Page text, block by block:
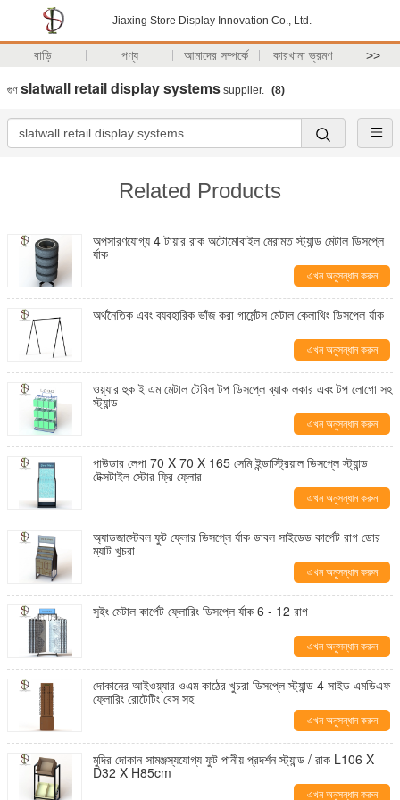
Jiaxing Store Display Innovation Co., Ltd.
বাড়ি পণ্য আমাদের সম্পর্কে কারখানা ভ্রমণ >>
গুণ slatwall retail display systems supplier. (8)
Related Products
অপসারণযোগ্য 4 টায়ার রাক অটোমোবাইল মেরামত স্ট্যান্ড মেটাল ডিসপ্লে
র্যাক
এখন অনুসন্ধান করুন
অর্থনৈতিক এবং ব্যবহারিক ভাঁজ করা গার্মেন্টস মেটাল ক্লোথিং ডিসপ্লে র্যাক
এখন অনুসন্ধান করুন
ওয়্যার হুক ই এম মেটাল টেবিল টপ ডিসপ্লে ব্যাক লকার এবং টপ লোগো সহ
স্ট্যান্ড
এখন অনুসন্ধান করুন
পাউডার লেপা 70 X 70 X 165 সেমি ইন্ডাস্ট্রিয়াল ডিসপ্লে স্ট্যান্ড
টেক্সটাইল স্টোর ফ্রি ফ্লোর
এখন অনুসন্ধান করুন
অ্যাডজাস্টেবল ফুট ফ্লোর ডিসপ্লে র্যাক ডাবল সাইডেড কার্পেট রাগ ডোর
ম্যাট খুচরা
এখন অনুসন্ধান করুন
সুইং মেটাল কার্পেট ফ্লোরিং ডিসপ্লে র্যাক 6 - 12 রাগ
এখন অনুসন্ধান করুন
দোকানের আইওয়্যার ওএম কাঠের খুচরা ডিসপ্লে স্ট্যান্ড 4 সাইড এমডিএফ
ফ্লোরিং রোটেটিং বেস সহ
এখন অনুসন্ধান করুন
মুদির দোকান সামঞ্জস্যযোগ্য ফুট পানীয় প্রদর্শন স্ট্যান্ড / রাক L106 X
D32 X H85cm
এখন অনুসন্ধান করুন